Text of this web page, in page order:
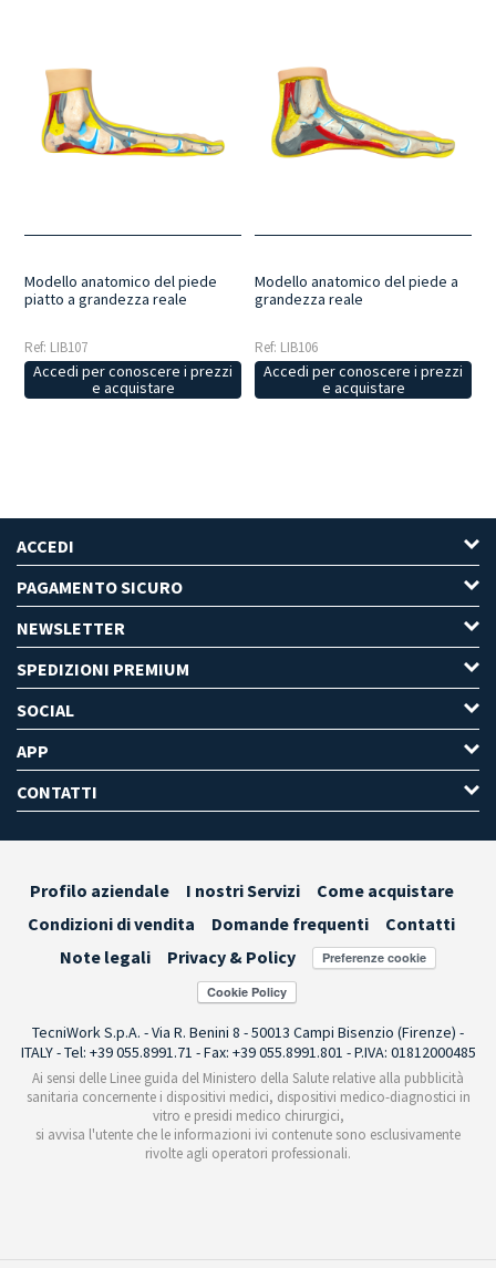
Modello anatomico del piede
piatto a grandezza reale
Ref: LIB107
Accedi per conoscere i prezzi
e acquistare
Modello anatomico del piede a
grandezza reale
Ref: LIB106
Accedi per conoscere i prezzi
e acquistare
ACCEDI
PAGAMENTO SICURO
NEWSLETTER
SPEDIZIONI PREMIUM
SOCIAL
APP
CONTATTI
Profilo aziendale I nostri Servizi
Come acquistare
Condizioni di vendita
Domande frequenti
Contatti
Note legali
Privacy & Policy Preferenze cookie
TecniWork S.p.A. - Via R. Benini 8 - 50013 Campi Bisenzio (Firenze) -
ITALY - Tel: +39 055.8991.71 - Fax: +39 055.8991.801 - P.IVA: 01812000485
Ai sensi delle Linee guida del Ministero della Salute relative alla pubblicità
sanitaria concernente i dispositivi medici, dispositivi medico-diagnostici in
vitro e presidi medico chirurgici,
si avvisa l'utente che le informazioni ivi contenute sono esclusivamente
rivolte agli operatori professionali.